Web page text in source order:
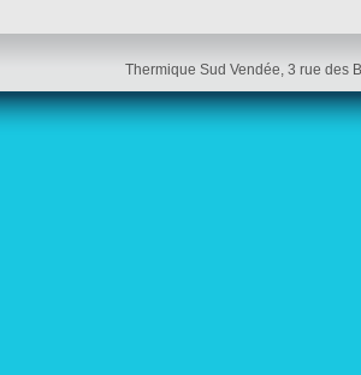
Thermique Sud Vendée, 3 rue des